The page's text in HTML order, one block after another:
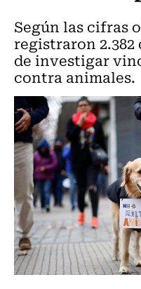
Según las cifras
registraron
de investigar
contra animales.